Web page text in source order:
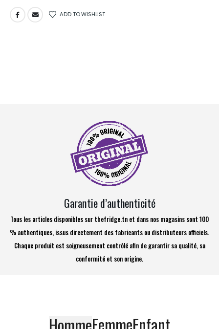
ADD TO WISHLIST
Garantie d’authenticité
Tous les articles disponibles sur thefridge.tn et dans nos magasins sont 100
% authentiques, issus directement des fabricants ou distributeurs officiels.
Chaque produit est soigneusement contrôlé afin de garantir sa qualité, sa
conformité et son origine.